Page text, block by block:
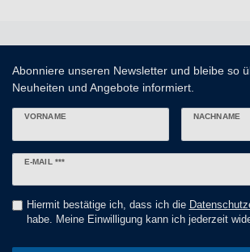
Abonniere unseren Newsletter und bleibe so
Neuheiten und Angebote informiert.
VORNAME NACHNAME
E-MAIL ***
Newsletter
Hiermit bestätige ich, dass ich die
habe. Meine Einwilligung kann ich jederzeit